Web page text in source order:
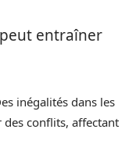
entraîner
inégalités dans les
conflits, affectant